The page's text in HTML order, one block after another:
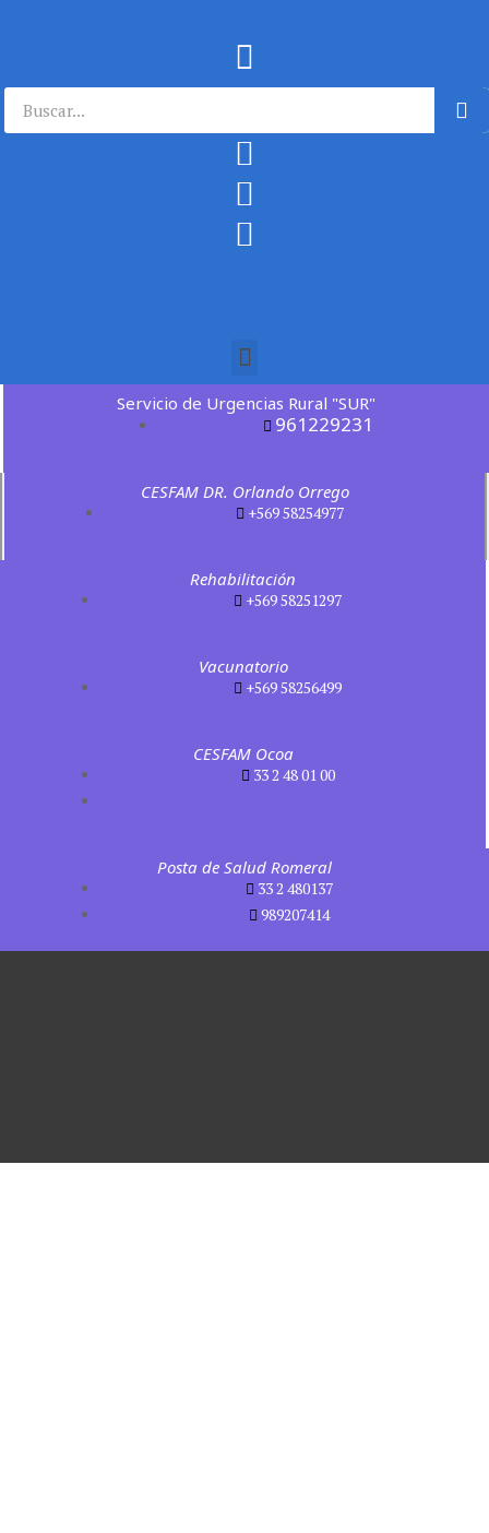
Servicio de Urgencias Rural "SUR"
961229231
CESFAM DR. Orlando Orrego
+569 58254977
Rehabilitación
+569 58251297
Vacunatorio
+569 58256499
CESFAM Ocoa
33 2 48 01 00
Posta de Salud Romeral
33 2 480137
989207414